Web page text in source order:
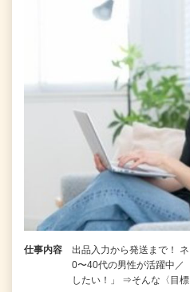
仕事内容
出品入力から発送まで！
0〜40代の男性が活躍中／
したい！」 ⇒そんな〈目